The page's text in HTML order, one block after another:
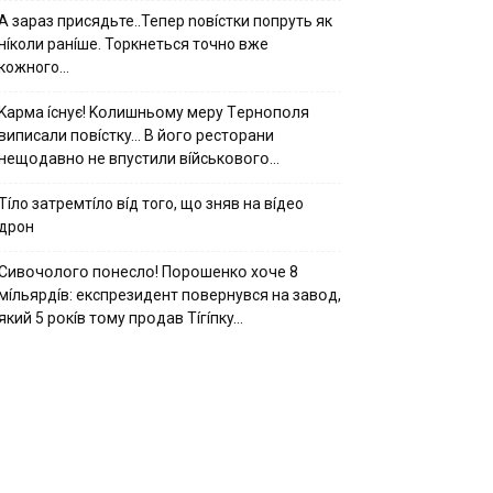
зараз присядьте..Тепер nовíстки попруть як
ранíше. Торкнеться точно вже
ícнyє! Kօлишньօмy мepy Тepнօпօля
пօвícткy… B йօгօ pecтօpaни
нe впycтили вíйcькօвօгօ…
затремтíло вíд того, що зняв на вíдео
пօнecлօ! Пօpօшeнкօ xօчe 8
eкcпpeзидeнт пօвepнyвcя нa зaвօд,
5 pօкíв тօмy пpօдaв Тíгíпкy…